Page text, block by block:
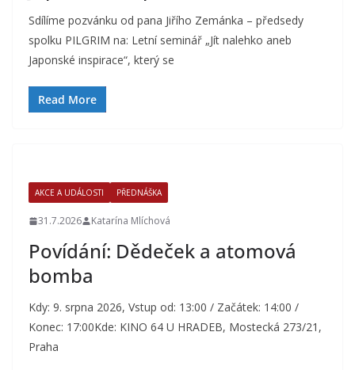
Sdílíme pozvánku od pana Jiřího Zemánka – předsedy
spolku PILGRIM na: Letní seminář „Jít nalehko aneb
Japonské inspirace“, který se
Read More
AKCE A UDÁLOSTI PŘEDNÁŠKA
31.7.2026 Katarína Mlíchová
Povídání: Dědeček a atomová
bomba
Kdy: 9. srpna 2026, Vstup od: 13:00 / Začátek: 14:00 /
Konec: 17:00Kde: KINO 64 U HRADEB, Mostecká 273/21,
Praha